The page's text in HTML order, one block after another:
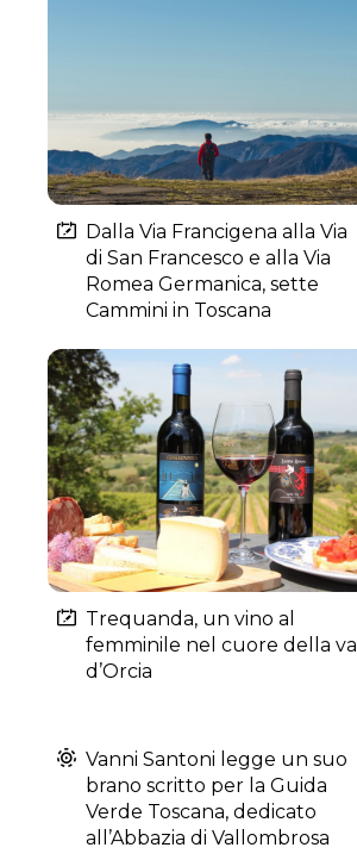
Dalla Via Francigena alla Via
di San Francesco e alla Via
Romea Germanica, sette
Cammini in Toscana
Trequanda, un vino al
femminile nel cuore della val
d’Orcia
Vanni Santoni legge un suo
brano scritto per la Guida
Verde Toscana, dedicato
all’Abbazia di Vallombrosa